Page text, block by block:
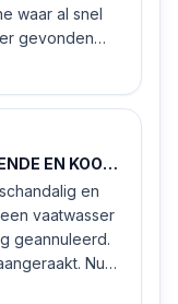
waar al snel
gevonden
het geval tegen
via de
z’n best
Het
uur werd de
EN KOOP
en
vaatwasser
geannuleerd.
Nu
terug te